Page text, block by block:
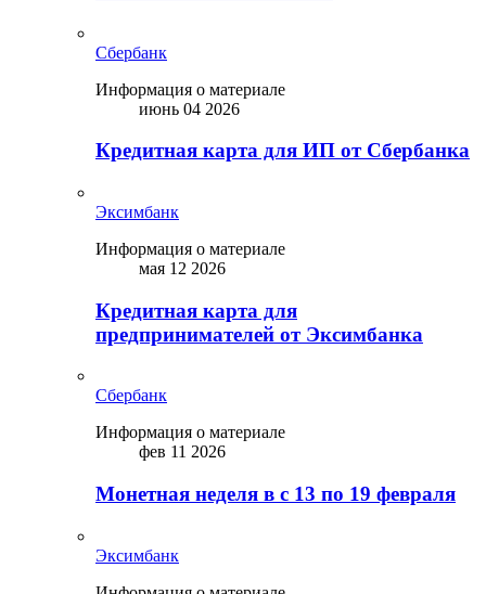
Сбербанк
Информация о материале
июнь 04 2026
Кредитная карта для ИП от Сбербанка
Эксимбанк
Информация о материале
мая 12 2026
Кредитная карта для
предпринимателей от Эксимбанка
Сбербанк
Информация о материале
фев 11 2026
Монетная неделя в с 13 по 19 февраля
Эксимбанк